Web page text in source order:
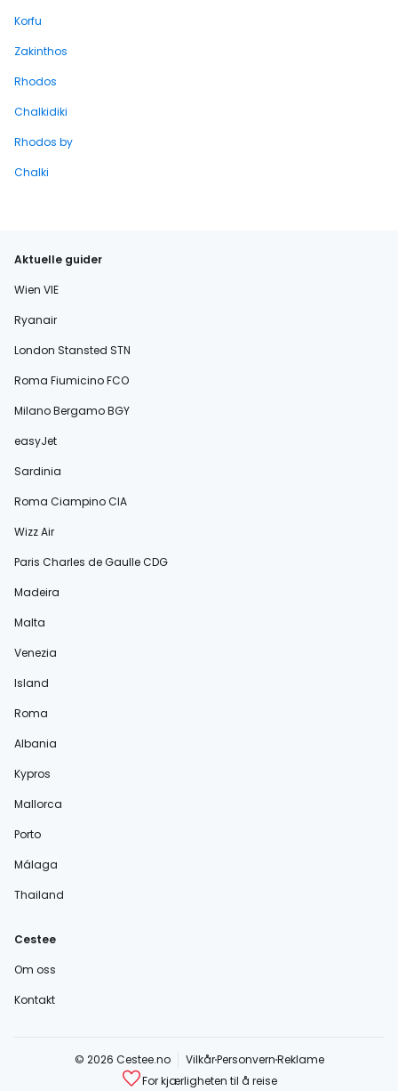
Korfu
Zakinthos
Rhodos
Chalkidiki
Rhodos by
Chalki
Aktuelle guider
Wien VIE
Ryanair
London Stansted STN
Roma Fiumicino FCO
Milano Bergamo BGY
easyJet
Sardinia
Roma Ciampino CIA
Wizz Air
Paris Charles de Gaulle CDG
Madeira
Malta
Venezia
Island
Roma
Albania
Kypros
Mallorca
Porto
Málaga
Thailand
Cestee
Om oss
Kontakt
© 2026 Cestee.no VilkårPersonvernReklame
For kjærligheten til å reise